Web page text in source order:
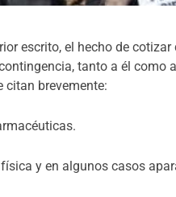
escrito, el hecho de
tanto a él
citan brevemente:
y en algunos casos